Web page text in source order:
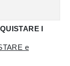
I
e